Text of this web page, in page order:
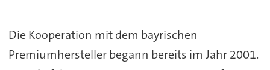
Die Kooperation mit dem bayrischen
Premiumhersteller begann bereits im Jahr 2001.